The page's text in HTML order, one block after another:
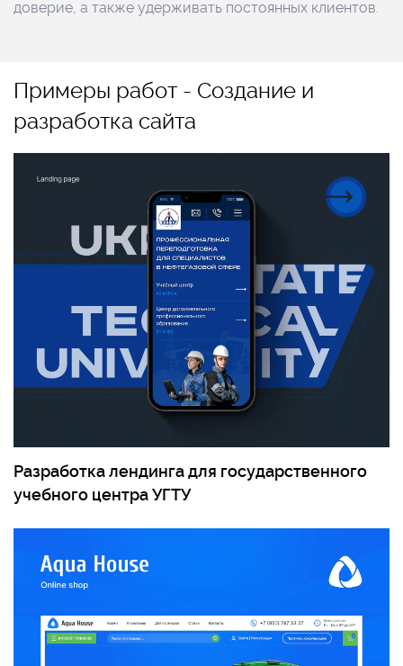
доверие, а также удерживать постоянных клиентов.
Примеры работ - Создание и
разработка сайта
Разработка лендинга для государственного
учебного центра УГТУ